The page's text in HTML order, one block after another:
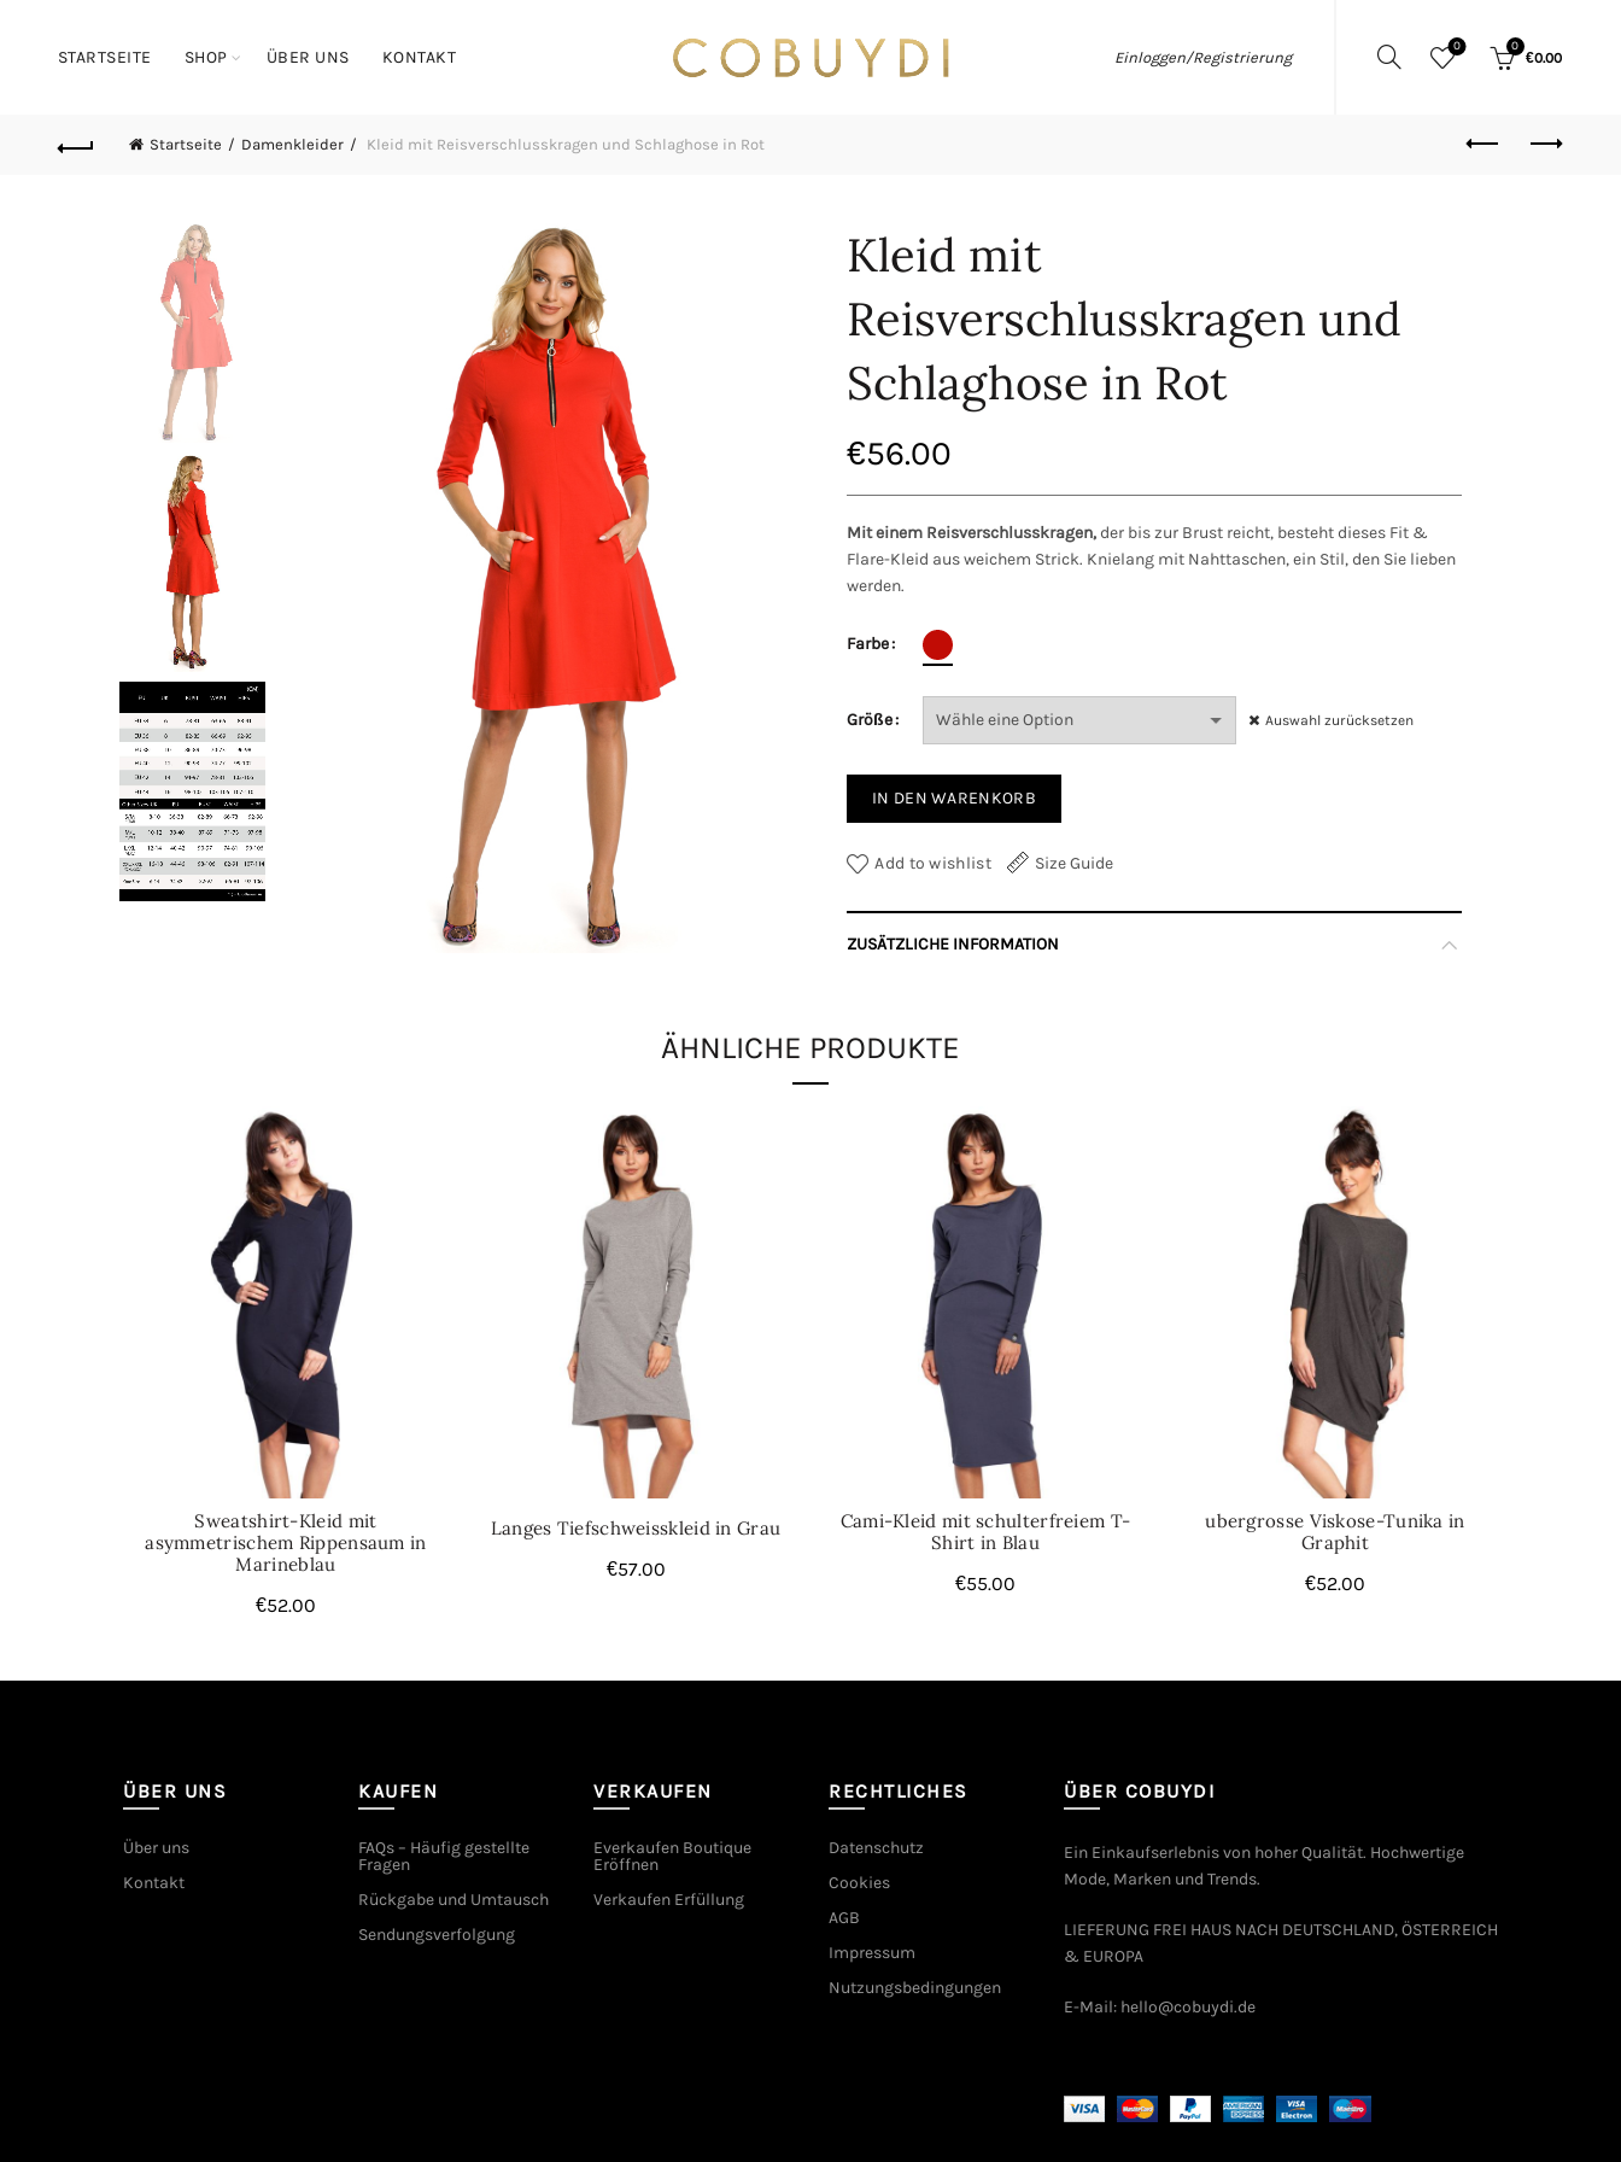
STARTSEITE SHOP ÜBER UNS KONTAKT Einloggen/Registrierung
0 0
€0.00
Startseite Damenkleider Kleid mit Reisverschlusskragen und Schlaghose in Rot
Kleid mit
Reisverschlusskragen und
Schlaghose in Rot
€56.00
Mit einem Reisverschlusskragen, der bis zur Brust reicht, besteht dieses Fit &
Flare-Kleid aus weichem Strick. Knielang mit Nahttaschen, ein Stil, den Sie lieben
werden.
Farbe
Größe Auswahl zurücksetzen
IN DEN WARENKORB
Add to wishlist Size Guide
ZUSÄTZLICHE INFORMATION
Größe
Damenkleider
ÄHNLICHE PRODUKTE
Sweatshirt-Kleid mit
asymmetrischem Rippensaum in
Marineblau
€52.00
Langes Tiefschweisskleid in Grau
€57.00
Cami-Kleid mit schulterfreiem T-
Shirt in Blau
€55.00
ubergrosse Viskose-Tunika in
Graphit
€52.00
ÜBER UNS
Über uns
Kontakt
KAUFEN
FAQs – Häufig gestellte
Fragen
Rückgabe und Umtausch
Sendungsverfolgung
VERKAUFEN
Everkaufen Boutique
Eröffnen
Verkaufen Erfüllung
RECHTLICHES
Datenschutz
Cookies
AGB
Impressum
Nutzungsbedingungen
ÜBER COBUYDI
Ein Einkaufserlebnis von hoher Qualität. Hochwertige
Mode, Marken und Trends.
LIEFERUNG FREI HAUS NACH DEUTSCHLAND, ÖSTERREICH
& EUROPA
E-Mail: hello@cobuydi.de